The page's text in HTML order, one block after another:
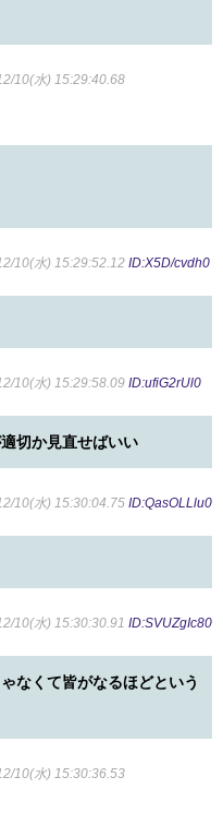
10(水) 15:29:40.68
10(水) 15:29:52.12 ID:X5D/cvdh0
10(水) 15:29:58.09 ID:ufiG2rUl0
切か見直せばいい
10(水) 15:30:04.75 ID:QasOLLlu0
10(水) 15:30:30.91 ID:SVUZgIc80
なくて皆がなるほどという
10(水) 15:30:36.53